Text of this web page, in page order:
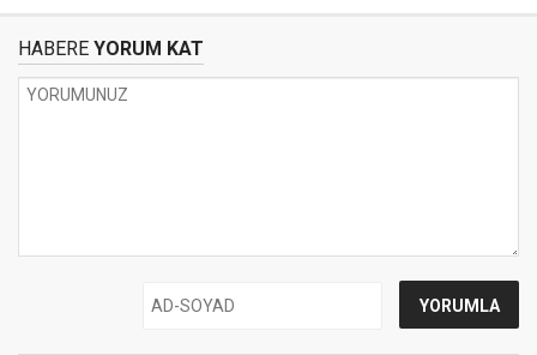
HABERE YORUM KAT